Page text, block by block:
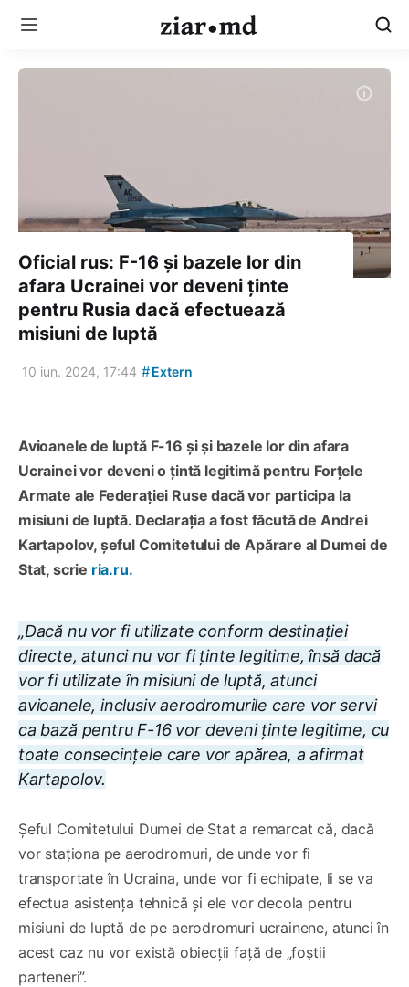
Oficial rus: F-16 şi bazele lor din
afara Ucrainei vor deveni ţinte
pentru Rusia dacă efectuează
misiuni de luptă
10 iun. 2024, 17:44 #Extern
Avioanele de luptă F-16 și și bazele lor din afara
Ucrainei vor deveni o țintă legitimă pentru Forțele
Armate ale Federației Ruse dacă vor participa la
misiuni de luptă. Declarația a fost făcută de Andrei
Kartapolov, șeful Comitetului de Apărare al Dumei de
Stat, scrie ria.ru.
„Dacă nu vor fi utilizate conform destinaţiei
directe, atunci nu vor fi ţinte legitime, însă dacă
vor fi utilizate în misiuni de luptă, atunci
avioanele, inclusiv aerodromurile care vor servi
ca bază pentru F-16 vor deveni ţinte legitime, cu
toate consecinţele care vor apărea, a afirmat
Kartapolov.
Șeful Comitetului Dumei de Stat a remarcat că, dacă
vor staționa pe aerodromuri, de unde vor fi
transportate în Ucraina, unde vor fi echipate, li se va
efectua asistenţa tehnică şi ele vor decola pentru
misiuni de luptă de pe aerodromuri ucrainene, atunci în
acest caz nu vor există obiecţii faţă de „foştii
parteneri”.